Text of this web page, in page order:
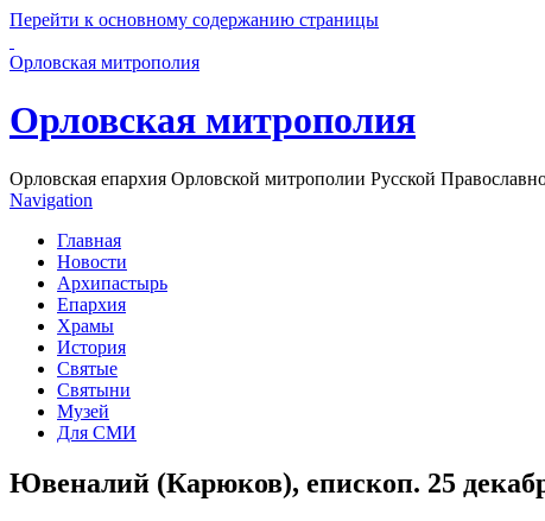
Перейти к основному содержанию страницы
Орловская митрополия
Орловская митрополия
Орловская епархия Орловской митрополии Русской
Navigation
Главная
Новости
Архипастырь
Епархия
Храмы
История
Святые
Святыни
Музей
Для СМИ
Ювеналий (Карюков), епископ. 25